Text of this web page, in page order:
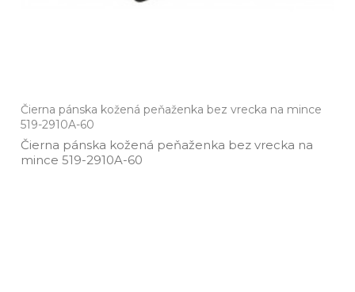
Čierna pánska kožená peňaženka bez vrecka na mince
519-2910A-60
Čierna pánska kožená peňaženka bez vrecka na
mince 519­-2910A­-60